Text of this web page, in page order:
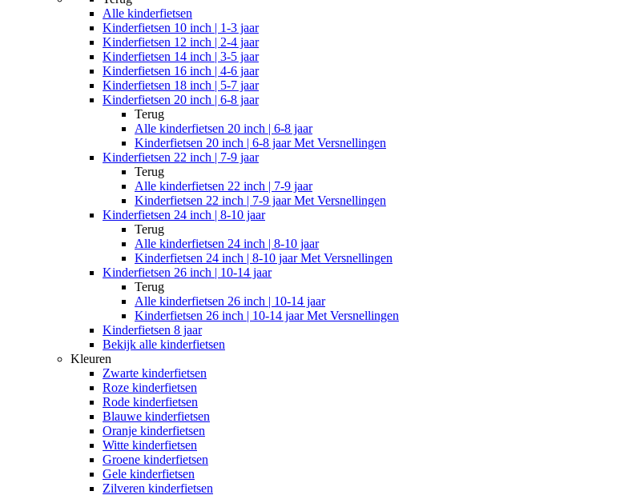
Alle kinderfietsen
Kinderfietsen 10 inch | 1-3 jaar
Kinderfietsen 12 inch | 2-4 jaar
Kinderfietsen 14 inch | 3-5 jaar
Kinderfietsen 16 inch | 4-6 jaar
Kinderfietsen 18 inch | 5-7 jaar
Kinderfietsen 20 inch | 6-8 jaar
Terug
Alle kinderfietsen 20 inch | 6-8 jaar
Kinderfietsen 20 inch | 6-8 jaar Met Versnellingen
Kinderfietsen 22 inch | 7-9 jaar
Terug
Alle kinderfietsen 22 inch | 7-9 jaar
Kinderfietsen 22 inch | 7-9 jaar Met Versnellingen
Kinderfietsen 24 inch | 8-10 jaar
Terug
Alle kinderfietsen 24 inch | 8-10 jaar
Kinderfietsen 24 inch | 8-10 jaar Met Versnellingen
Kinderfietsen 26 inch | 10-14 jaar
Terug
Alle kinderfietsen 26 inch | 10-14 jaar
Kinderfietsen 26 inch | 10-14 jaar Met Versnellingen
Kinderfietsen 8 jaar
Bekijk alle kinderfietsen
Kleuren
Zwarte kinderfietsen
Roze kinderfietsen
Rode kinderfietsen
Blauwe kinderfietsen
Oranje kinderfietsen
Witte kinderfietsen
Groene kinderfietsen
Gele kinderfietsen
Zilveren kinderfietsen